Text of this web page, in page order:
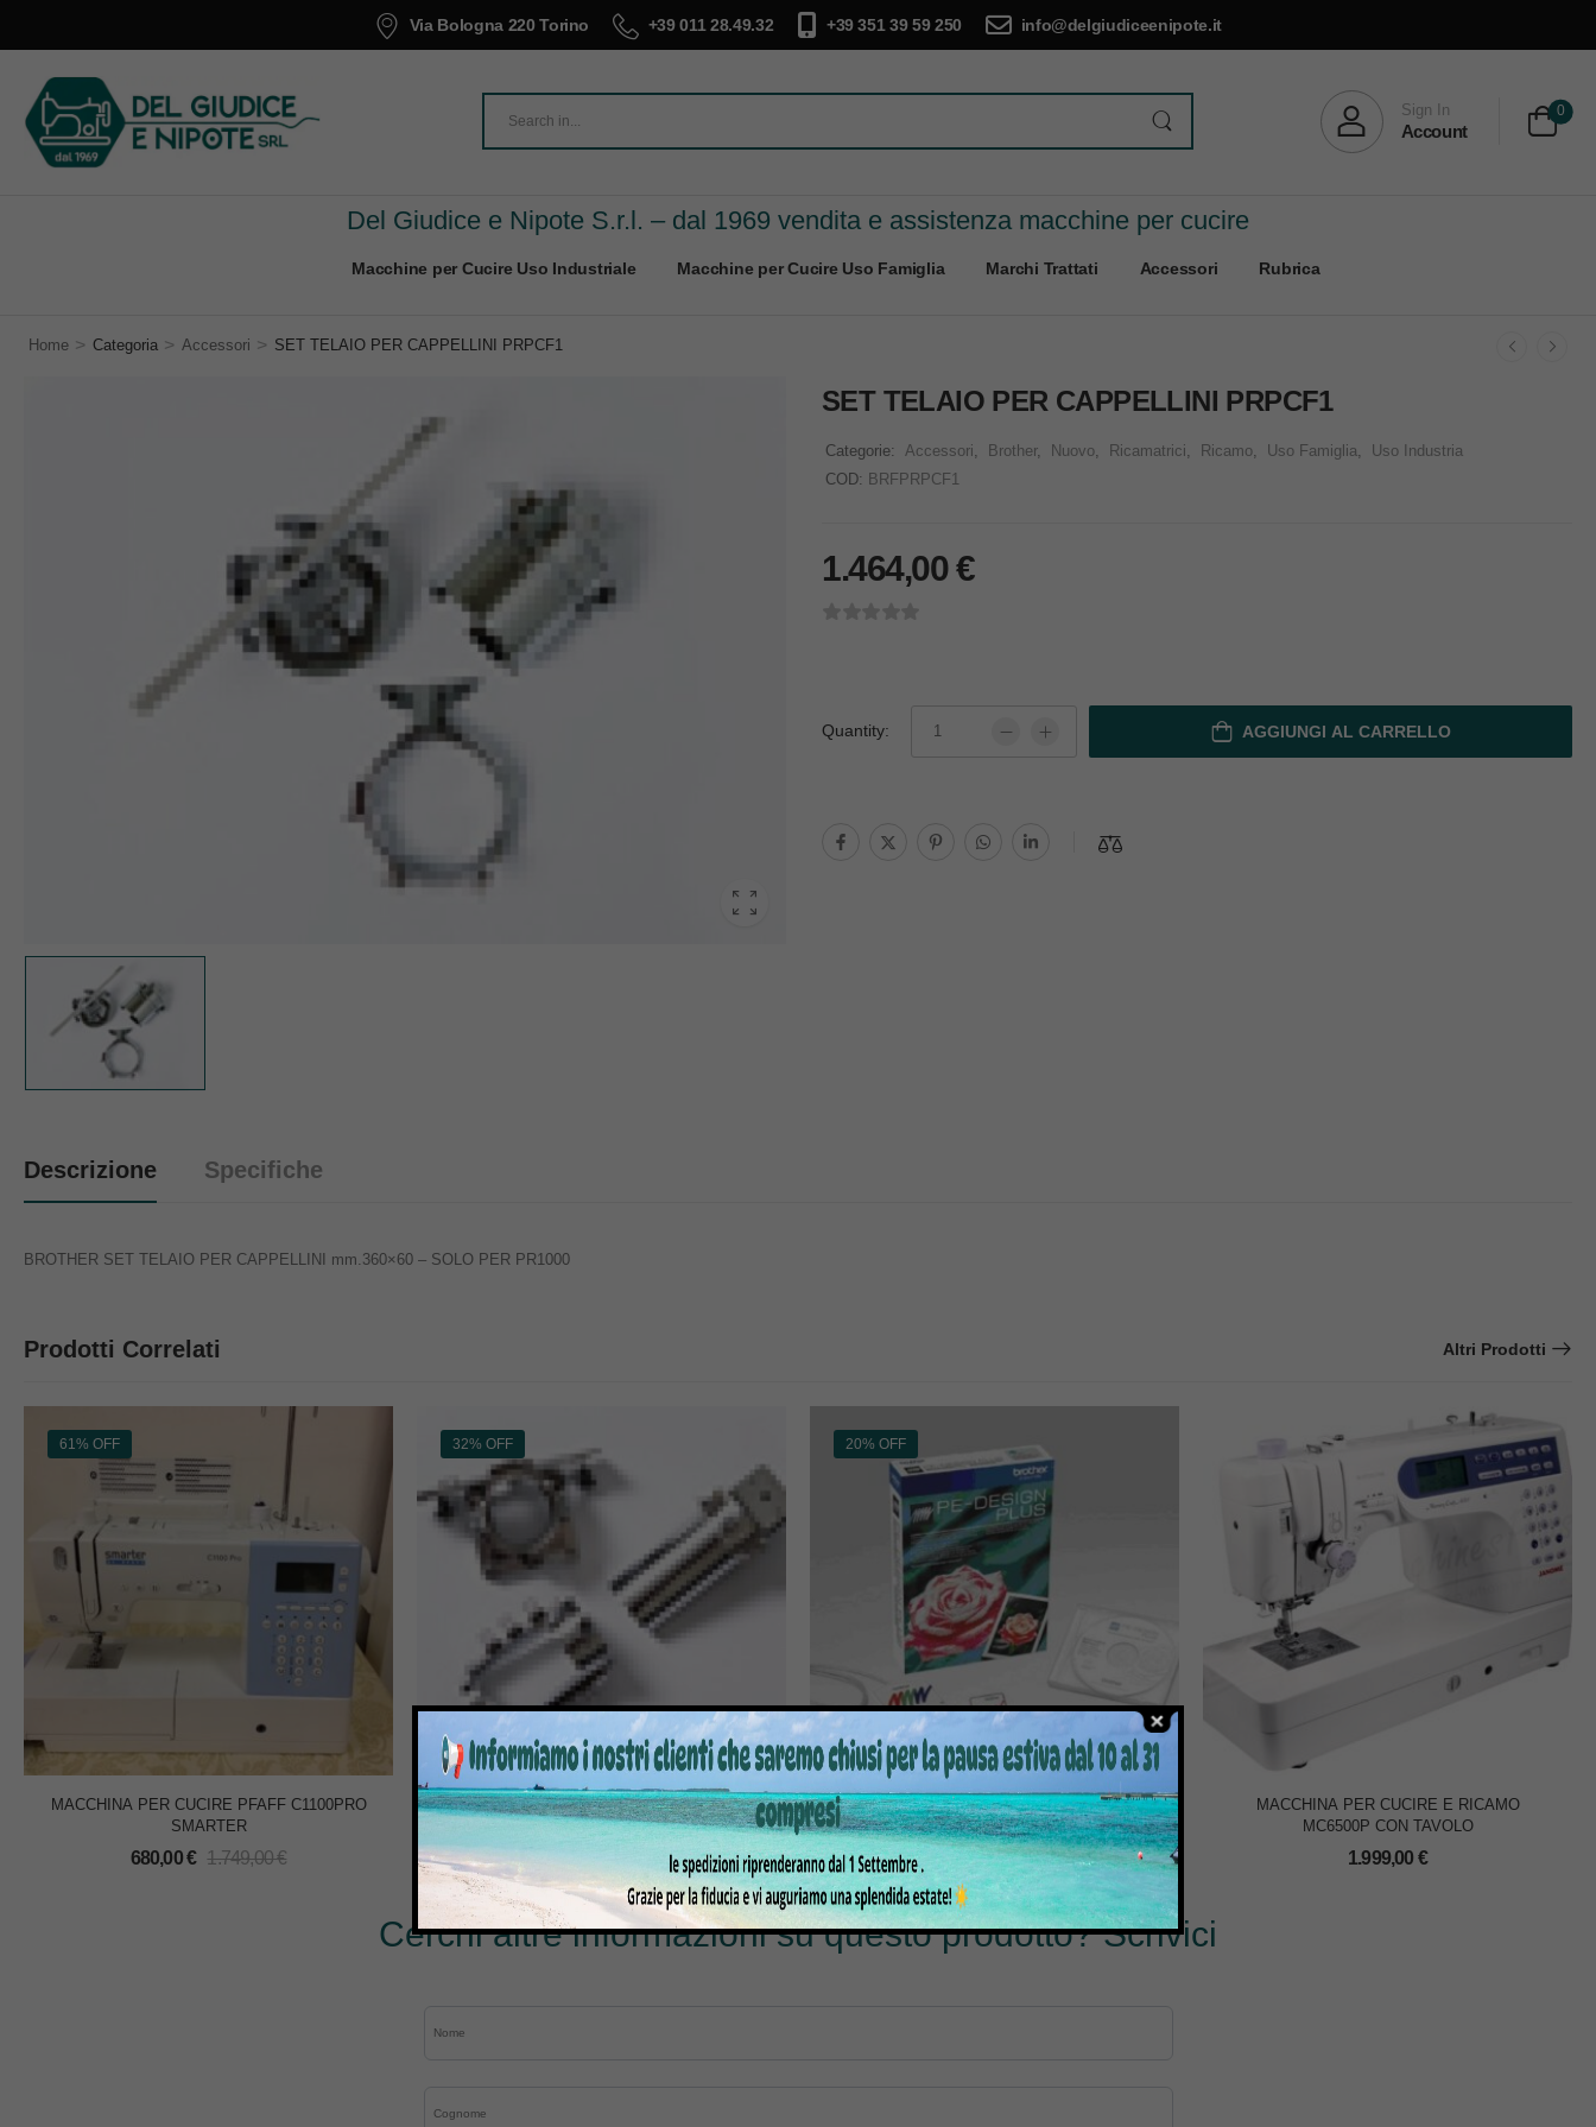
Via Bologna 220 Torino +39 011 28.49.32 +39 351 39 59 250 info@delgiudiceenipote.it
Sign In
Account
0
Del Giudice e Nipote S.r.l. – dal 1969 vendita e assistenza macchine per cucire
Macchine per Cucire Uso Industriale Macchine per Cucire Uso Famiglia Marchi Trattati Accessori Rubrica
Home > Categoria > Accessori > SET TELAIO PER CAPPELLINI PRPCF1
SET TELAIO PER CAPPELLINI PRPCF1
Categorie: Accessori Brother, Nuovo Ricamatrici Ricamo Uso Famiglia
Uso Industria
COD: BRFPRPCF1
1.464,00€
Quantity: AGGIUNGI AL CARRELLO
Descrizione Specifiche
BROTHER SET TELAIO PER CAPPELLINI mm.360×60 – SOLO PER PR1000
Prodotti Correlati Altri Prodotti
61% OFF
MACCHINA PER CUCIRE PFAFF C1100PRO
SMARTER
680,00€ 1.749,00€
32% OFF
SET TELAIO TUBOLARE PRCL1
€ 1.899,00€
20% OFF
RICAMO BROTHER PE-DESIGN PLUS
479,00€ 599,00€
MACCHINA PER CUCIRE E RICAMO
MC6500P CON TAVOLO
1.999,00 €
Cerchi altre informazioni su questo prodotto? Scrivici